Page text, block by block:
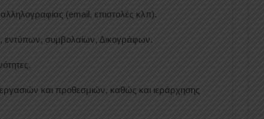
(email, επιστολές κλπ).
συμβολαίων, Δικογράφων.
και προθεσμιών, καθώς και ιεράρχησης